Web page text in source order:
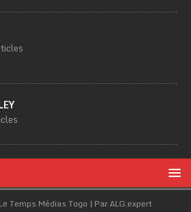
Temps Médias Togo | Par ALG.expert